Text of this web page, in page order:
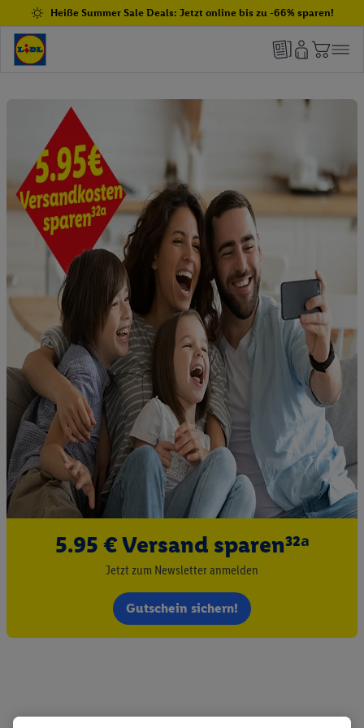
Heiße Summer Sale Deals: Jetzt online bis zu -66% sparen!
5.95 € Versand sparen³²ᵃ
Jetzt zum Newsletter anmelden
Gutschein sichern!